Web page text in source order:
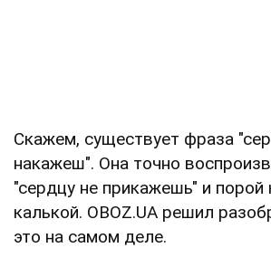
Скажем, существует фраза
накажеш". Она точно
"сердцу не прикажешь" и порой
калькой. OBOZ.UA решил
это на самом деле.